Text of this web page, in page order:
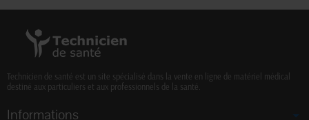
Technicien de santé est un site spécialisé dans la vente en ligne de matériel médical
destiné aux particuliers et aux professionnels de la santé.
Informations